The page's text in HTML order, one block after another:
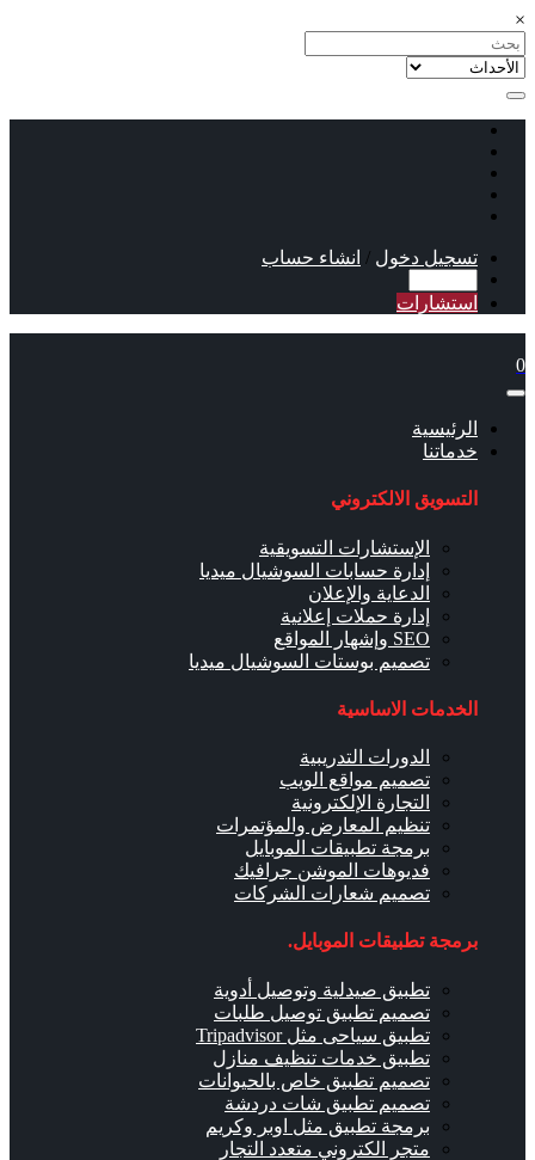
×
تسجيل دخول / انشاء حساب
استشارات
0
الرئيسية
خدماتنا
التسويق الالكتروني
الإستشارات التسويقية
إدارة حسابات السوشيال ميديا
الدعاية والإعلان
إدارة حملات إعلانية
SEO وإشهار المواقع
تصميم بوستات السوشيال ميديا
الخدمات الاساسية
الدورات التدريبية
تصميم مواقع الويب
التجارة الإلكترونية
تنظيم المعارض والمؤتمرات
برمجة تطبيقات الموبايل
فديوهات الموشن جرافيك
تصميم شعارات الشركات
برمجة تطبيقات الموبايل.
تطبيق صيدلية وتوصيل أدوية
تصميم تطبيق توصيل طلبات
تطبيق سياحى مثل Tripadvisor
تطبيق خدمات تنظيف منازل
تصميم تطبيق خاص بالحيوانات
تصميم تطبيق شات دردشة
برمجة تطبيق مثل اوبر وكريم
متجر الكتروني متعدد التجار